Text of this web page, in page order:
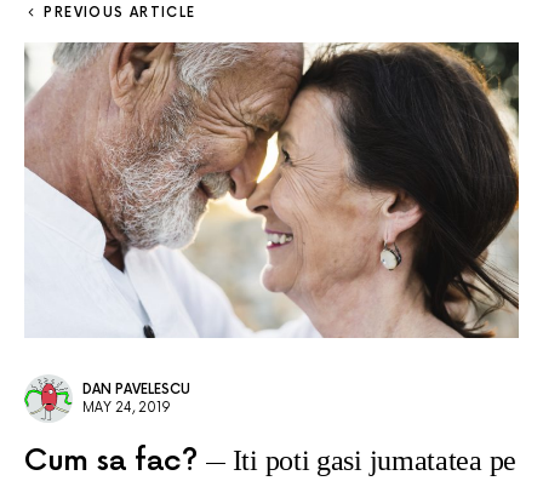
PREVIOUS ARTICLE
DAN PAVELESCU
MAY 24, 2019
Cum sa fac?
Iti poti gasi jumatatea pe